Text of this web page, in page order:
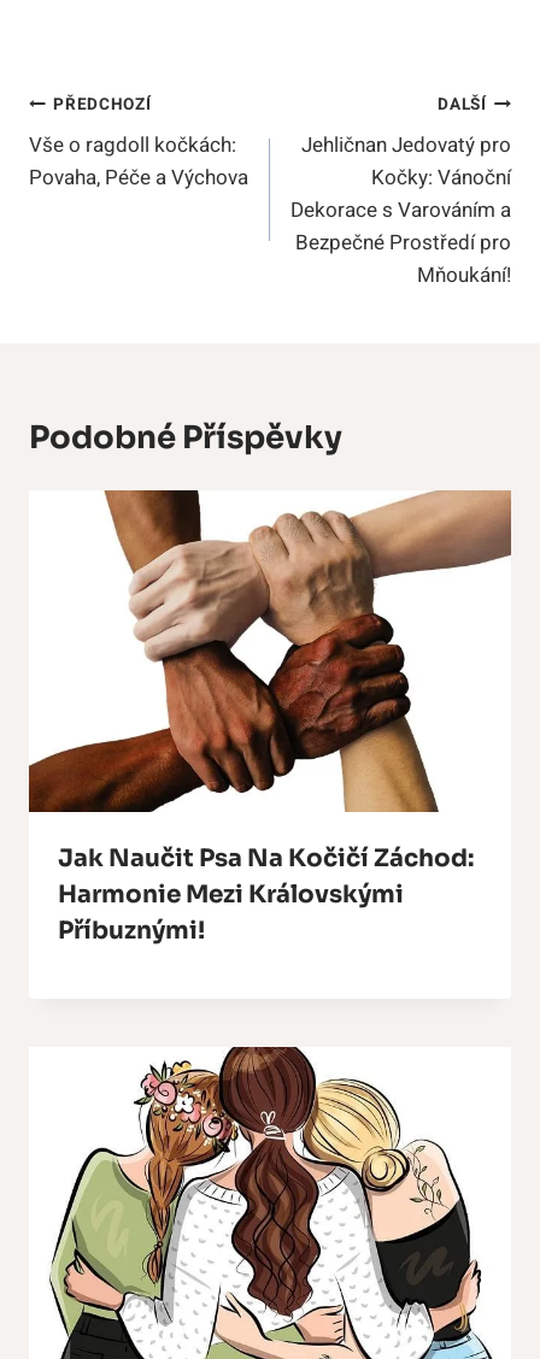
Navigace
Pro
Příspěvek
PŘEDCHOZÍ
Vše o ragdoll kočkách:
Povaha, Péče a Výchova
DALŠÍ
Jehličnan Jedovatý pro
Kočky: Vánoční
Dekorace s Varováním a
Bezpečné Prostředí pro
Mňoukání!
Podobné Příspěvky
Jak Naučit Psa Na Kočičí Záchod:
Harmonie Mezi Královskými
Příbuznými!